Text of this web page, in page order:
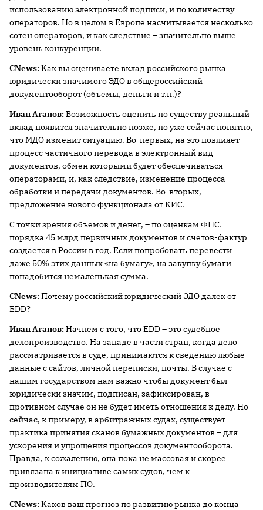
использованию электронной подписи, и по количеству
операторов. Но в целом в Европе насчитывается несколько
сотен операторов, и как следствие – значительно выше
уровень конкуренции.
CNews:Как вы оцениваете вклад российского рынка
юридически значимого ЭДО в общероссийский
документооборот (объемы, деньги и т.п.)?
Иван Агапов:Возможность оценить по существу реальный
вклад появится значительно позже, но уже сейчас понятно,
что МДО изменит ситуацию. Во-первых, на это повлияет
процесс частичного перевода в электронный вид
документов, обмен которыми будет обеспечиваться
операторами, и, как следствие, изменение процесса
обработки и передачи документов. Во-вторых,
предложение нового функционала от КИС.
С точки зрения объемов и денег, – по оценкам ФНС.
порядка 45 млрд первичных документов и счетов-фактур
создается в России в год. Если попробовать перевести
даже 50% этих данных «на бумагу», на закупку бумаги
понадобится немаленькая сумма.
CNews:Почему российский юридический ЭДО далек от
EDD?
Иван Агапов:Начнем с того, что EDD – это судебное
делопроизводство. На западе в части стран, когда дело
рассматривается в суде, принимаются к сведению любые
данные с сайтов, личной переписки, почты. В случае с
нашим государством нам важно чтобы документ был
юридически значим, подписан, зафиксирован, в
противном случае он не будет иметь отношения к делу. Но
сейчас, к примеру, в арбитражных судах, существует
практика принятия сканов бумажных документов – для
ускорения и упрощения процессов документооборота.
Правда, к сожалению, она пока не массовая и скорее
привязана к инициативе самих судов, чем к
производителям ПО.
CNews:Каков ваш прогноз по развитию рынка до конца